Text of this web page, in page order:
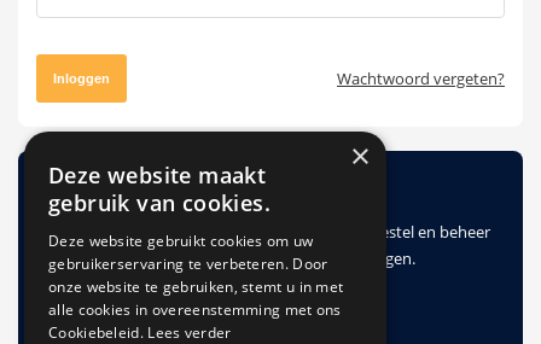
Inloggen Wachtwoord vergeten?
Maak een account aan
In deze gesloten bestelomgeving van XXL Sign bestel en beheer
je op een simpele manier al je borden en plaatsingen.
Account aanmaken
×
Deze website maakt
gebruik van cookies.
Deze website gebruikt cookies om uw
gebruikerservaring te verbeteren. Door
onze website te gebruiken, stemt u in met
alle cookies in overeenstemming met ons
Cookiebeleid. Lees verder